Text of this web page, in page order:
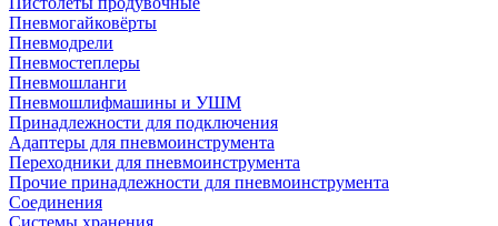
Пневмогайковёрты
Пневмодрели
Пневмостеплеры
Пневмошланги
Пневмошлифмашины и УШМ
Принадлежности для подключения
Адаптеры для пневмоинструмента
Переходники для пневмоинструмента
Прочие принадлежности для пневмоинструмента
Соединения
Системы хранения